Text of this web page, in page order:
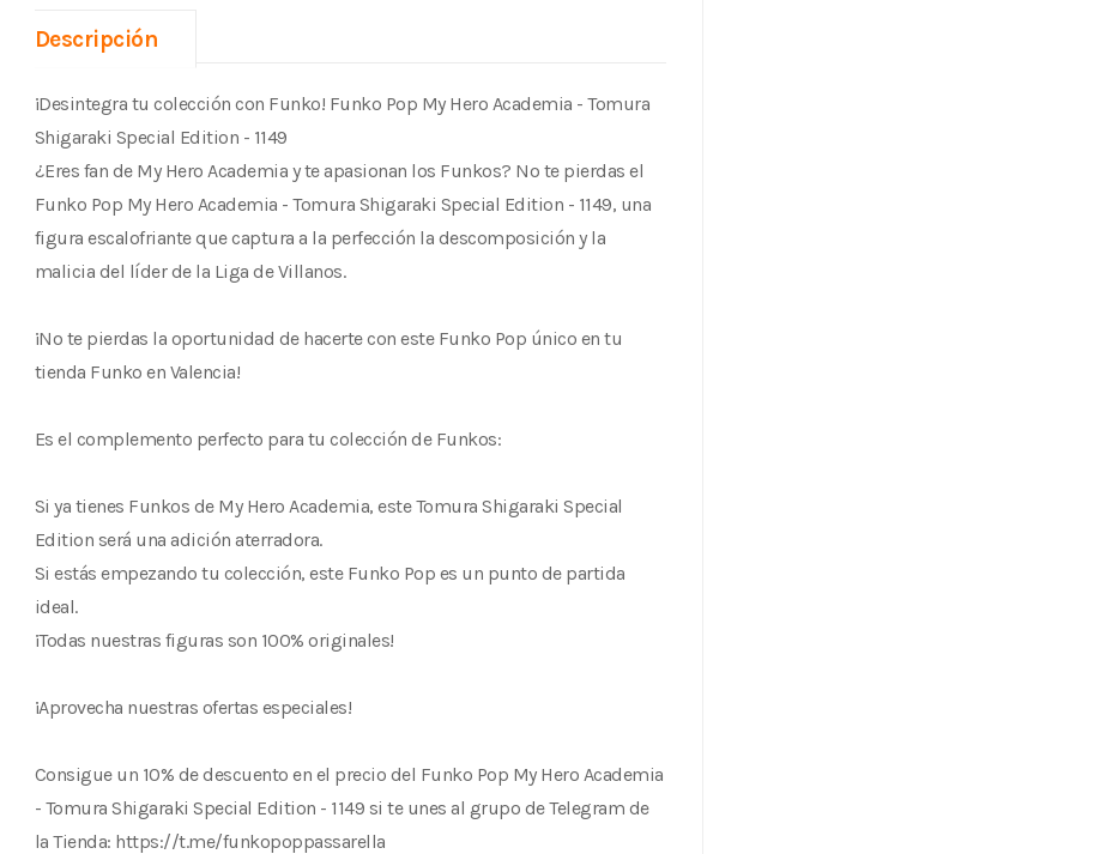
Descripción
¡Desintegra tu colección con Funko! Funko Pop My Hero Academia - Tomura
Shigaraki Special Edition - 1149
¿Eres fan de My Hero Academia y te apasionan los Funkos? No te pierdas el
Funko Pop My Hero Academia - Tomura Shigaraki Special Edition - 1149, una
figura escalofriante que captura a la perfección la descomposición y la
malicia del líder de la Liga de Villanos.
¡No te pierdas la oportunidad de hacerte con este Funko Pop único en tu
tienda Funko en Valencia!
Es el complemento perfecto para tu colección de Funkos:
Si ya tienes Funkos de My Hero Academia, este Tomura Shigaraki Special
Edition será una adición aterradora.
Si estás empezando tu colección, este Funko Pop es un punto de partida
ideal.
¡Todas nuestras figuras son 100% originales!
¡Aprovecha nuestras ofertas especiales!
Consigue un 10% de descuento en el precio del Funko Pop My Hero Academia
- Tomura Shigaraki Special Edition - 1149 si te unes al grupo de Telegram de
la Tienda: https://t.me/funkopoppassarella